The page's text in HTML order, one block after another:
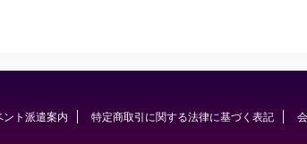
ント派遣案内 特定商取引に関する法律に基づく表記